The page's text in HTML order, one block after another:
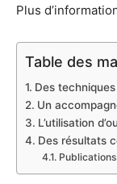
Plus
Table des
Des
Un
L’utilisation
Des résultats